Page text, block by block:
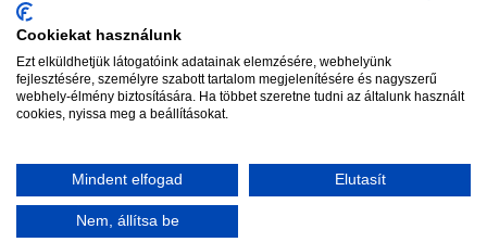
CSAPATÉPÍTŐ FŐZÉS
A FŐZŐISKOLA TANÁRAI
RÓLUNK
KÉPGALÉRIA GY.I.K.
LAVORA CON NOI!
Cookiekat használunk
Ezt elküldhetjük látogatóink adatainak elemzésére, webhelyünk
fejlesztésére, személyre szabott tartalom megjelenítésére és nagyszerű
webhely-élmény biztosítására. Ha többet szeretne tudni az általunk használt
cookies, nyissa meg a beállításokat.
Mindent elfogad Elutasít
Nem, állítsa be